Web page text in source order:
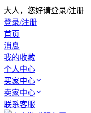
大人，您好请登录/注册
登录/注册
首页
消息
我的收藏
个人中心
买家中心
卖家中心
联系客服